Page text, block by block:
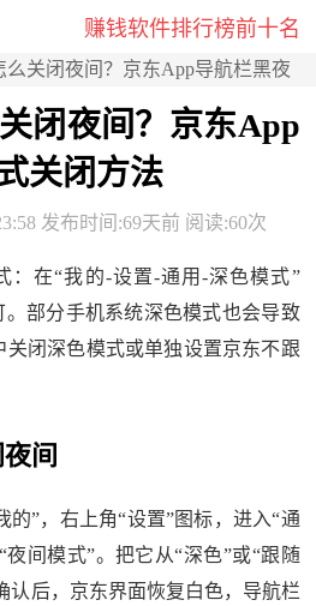
赚钱软件排行榜前十名
么关闭夜间？京东App导航栏黑夜
闭夜间？京东App
关闭方法
发布时间:69天前 阅读:60次
：在“我的-设置-通用-深色模式”
。部分手机系统深色模式也会导致
闭深色模式或单独设置京东不跟
间
的”，右上角“设置”图标，进入“通
夜间模式”。把它从“深色”或“跟随
认后，京东界面恢复白色，导航栏